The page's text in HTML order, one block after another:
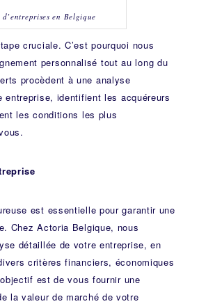
en Belgique
cruciale. C’est pourquoi nous
personnalisé tout au long du
procèdent à une analyse
entreprise, identifient les acquéreurs
les conditions les plus
est essentielle pour garantir une
Chez Actoria Belgique, nous
détaillée de votre entreprise, en
critères financiers, économiques
est de vous fournir une
la valeur de marché de votre